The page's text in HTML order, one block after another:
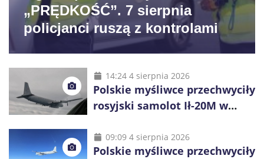
„PRĘDKOŚĆ”. 7 sierpnia
policjanci ruszą z kontrolami
14:24 4 sierpnia 2026
Polskie myśliwce przechwyciły
rosyjski samolot Ił-20M w
09:09 4 sierpnia 2026
Polskie myśliwce przechwyciły